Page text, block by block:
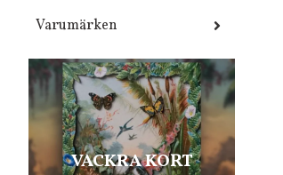
Varumärken
VACKRA KORT